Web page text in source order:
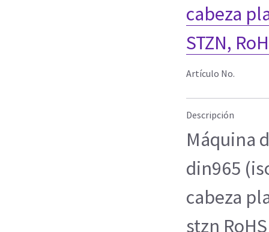
cabeza
STZN,
Artículo No.
Descripción
Máquina
din965
cabeza
stzn RoHS